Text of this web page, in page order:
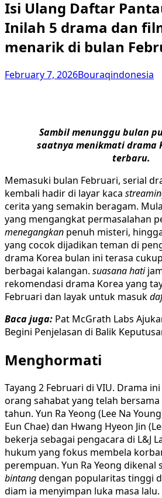
Isi Ulang Daftar
Inilah 5 drama dan
menarik di bulan
February 7, 2026Bouraqindonesia
Sambil menunggu bulan
saatnya menikmati drama
terbaru.
Memasuki bulan Februari, serial
kembali hadir di layar kaca
cerita yang semakin beragam.
yang mengangkat permasalahan
menegangkan penuh misteri,
yang cocok dijadikan teman di
drama Korea bulan ini terasa
berbagai kalangan. suasana hati
rekomendasi drama Korea yang
Februari dan layak untuk masuk
Baca juga: Pat McGrath Labs
Begini Penjelasan di Balik
Menghormati
Tayang 2 Februari di VIU. Drama
orang sahabat yang telah
tahun. Yun Ra Yeong (Lee Na
Eun Chae) dan Hwang Hyeon Jin
bekerja sebagai pengacara di L&J
hukum yang fokus membela
perempuan. Yun Ra Yeong dikenal
bintangdengan popularitas tinggi
diam ia menyimpan luka masa lalu.